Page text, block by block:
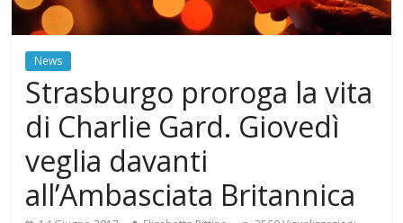
News
Strasburgo proroga la vita
di Charlie Gard. Giovedì
veglia davanti
all’Ambasciata Britannica